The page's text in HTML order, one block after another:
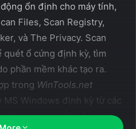
ổn định cho máy tính,
Files, Scan Registry,
và The Privacy. Scan
quét ổ cứng định kỳ, tìm
phần mềm khác tạo ra.
trong WinTools.net
Windows định kỳ từ các
lại sau khi gỡ bỏ ứng